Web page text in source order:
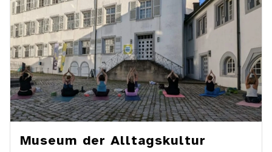
Museum der Alltagskultur